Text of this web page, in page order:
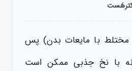
با مایعات بدن) پس
با نخ جذبی ممکن است